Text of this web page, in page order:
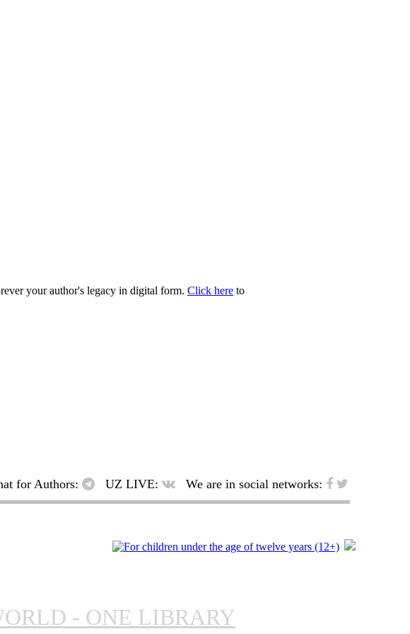
your author's legacy in digital form. Click here to
for Authors: UZ LIVE: We are in social networks:
- ONE LIBRARY